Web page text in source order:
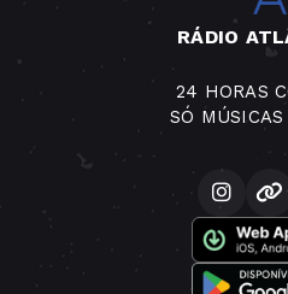
RÁDIO
24 HORAS
SÓ